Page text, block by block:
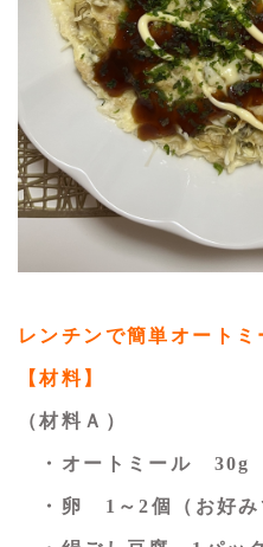
レンチンで簡単オートミ
【材料】
（材料Ａ）
・オートミール 30g
・卵 1～2個（お好み